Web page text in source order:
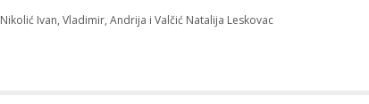
Nikolić Ivan, Vladimir, Andrija i Valčić Natalija Leskovac